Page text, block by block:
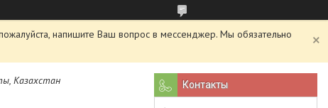
напишите Ваш вопрос в мессенджер. Мы обязательно
Казахстан Контакты